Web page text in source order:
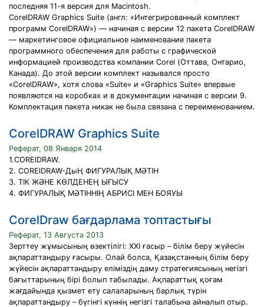
последняя 11-я версия для Macintosh.
CorelDRAW Graphics Suite (англ: «Интегрированный комплект
программ CorelDRAW») — начиная с версии 12 пакета CorelDRAW
— маркетинговое официальное наименование пакета
программного обеспечения для работы с графической
информацией производства компании Corel (Оттава, Онтарио,
Канада). До этой версии комплект назывался просто
«CorelDRAW», хотя слова «Suite» и «Graphics Suite» впервые
появляются на коробках и в документации начиная с версии 9.
Комплектация пакета никак не была связана с переименованием.
CorelDRAW Graphics Suite
Реферат, 08 Января 2014
1.CORElDRAW.
2. CORElDRAW-ДыҢ ФИГУРАЛЫҚ МӘТІН
3. ТІК ЖӘНЕ КӨЛДЕНЕҢ ЫҒЫСУ
4. ФИГУРАЛЫҚ МӘТІННІҢ АБРИСІ МЕН БОЯУЫ
CorelDraw бағдарлама топтастығы
Реферат, 13 Августа 2013
Зерттеу жұмысының өзектілігі: ХХІ ғасыр – білім беру жүйесін
ақпараттандыру ғасыры. Олай болса, Қазақстанның білім беру
жүйесін ақпараттандыру еліміздің даму стратегиясының негізгі
бағыттарының бірі болып табылады. Ақпараттық қоғам
жағдайында қызмет ету салаларының барлық түрін
ақпараттандыру – бүгінгі күннің негізгі талабына айналып отыр.